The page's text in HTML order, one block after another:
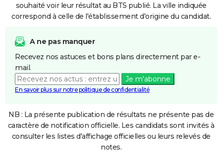
souhaité voir leur résultat au BTS publié. La ville indiquée
correspond à celle de l'établissement d'origine du candidat.
A ne pas manquer
Recevez nos astuces et bons plans directement par e-
mail.
Je m'abonne
En savoir plus sur notre politique de confidentialité
NB : La présente publication de résultats ne présente pas de
caractère de notification officielle. Les candidats sont invités à
consulter les listes d'affichage officielles ou leurs relevés de
notes.